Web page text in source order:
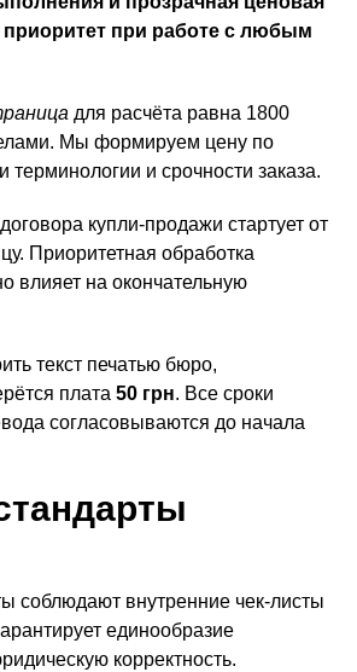
при работе с любым
для расчёта равна 1800
Мы формируем цену по
терминологии и срочности заказа.
купли-продажи стартует от
Приоритетная обработка
влияет на окончательную
текст печатью бюро,
плата 50 грн. Все сроки
согласовываются до начала
соблюдают внутренние чек-листы
единообразие
корректность.